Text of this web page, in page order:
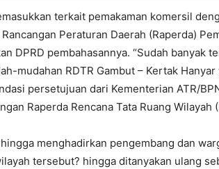
terkait pemakaman komersil
Peraturan Daerah (Raperda)
DPRD pembahasannya. “Sudah banyak
mudahan RDTR Gambut – Kertak
persetujuan dari Kementerian ATR/
Raperda Rencana Tata Ruang Wilayah
menghadirkan pengembang dan
tersebut? hingga ditanyakan ulang